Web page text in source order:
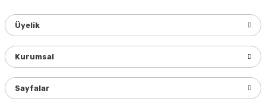
Üyelik
Kurumsal
Sayfalar